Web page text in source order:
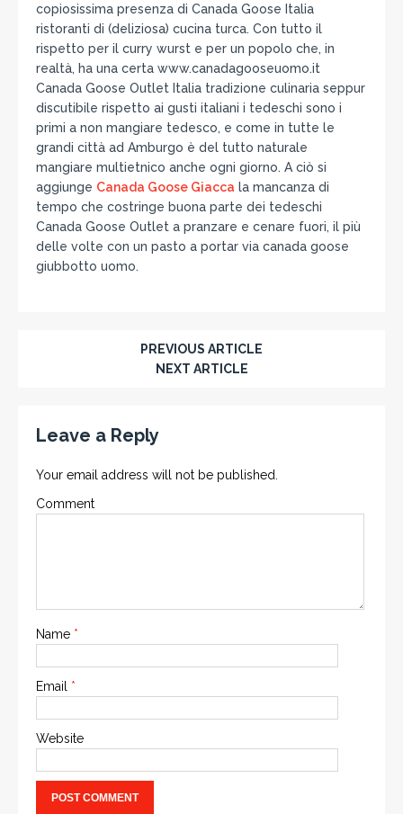
copiosissima presenza di Canada Goose Italia
ristoranti di (deliziosa) cucina turca. Con tutto il
rispetto per il curry wurst e per un popolo che, in
realtà, ha una certa www.canadagooseuomo.it
Canada Goose Outlet Italia tradizione culinaria seppur
discutibile rispetto ai gusti italiani i tedeschi sono i
primi a non mangiare tedesco, e come in tutte le
grandi città ad Amburgo è del tutto naturale
mangiare multietnico anche ogni giorno. A ciò si
aggiunge Canada Goose Giacca la mancanza di
tempo che costringe buona parte dei tedeschi
Canada Goose Outlet a pranzare e cenare fuori, il più
delle volte con un pasto a portar via canada goose
giubbotto uomo.
PREVIOUS ARTICLE
NEXT ARTICLE
Leave a Reply
Your email address will not be published.
Comment
Name *
Email *
Website